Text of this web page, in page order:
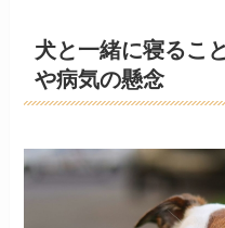
犬と一緒に寝るこ
や病気の懸念